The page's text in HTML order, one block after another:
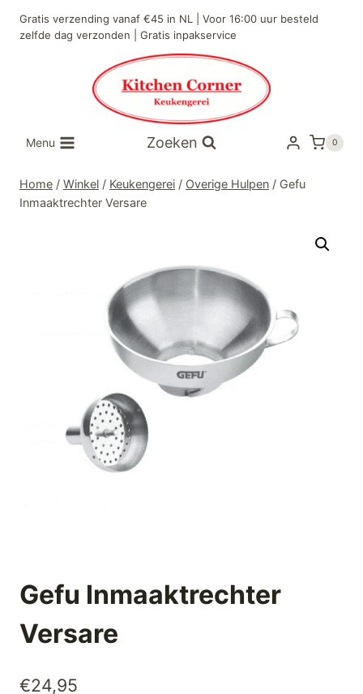
naar
Gratis verzending vanaf €45 in NL | Voor 16:00 uur besteld
zelfde dag verzonden | Gratis inpakservice
Menu Zoeken 0
Home / Winkel / Keukengerei / Overige Hulpen / Gefu
Inmaaktrechter Versare
Gefu Inmaaktrechter
Versare
€24,95